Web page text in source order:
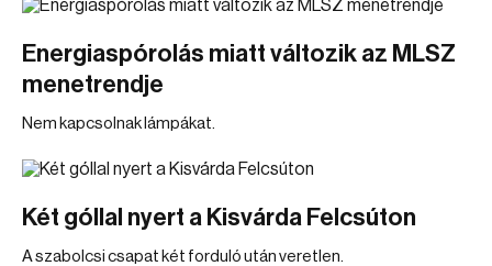
Energiaspórolás miatt változik az MLSZ
menetrendje
Nem kapcsolnak lámpákat.
Két góllal nyert a Kisvárda Felcsúton
A szabolcsi csapat két forduló után veretlen.